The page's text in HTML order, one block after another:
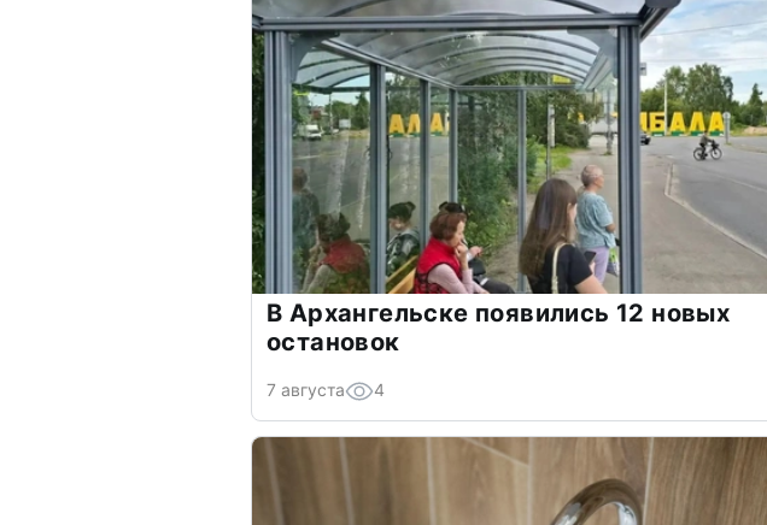
В Архангельске появились 12 новых
остановок
7 августа 4